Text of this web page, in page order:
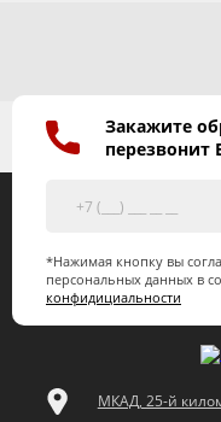
Закажите
перезвонит
*Нажимая кнопку вы
персональных данных в
конфидициальности
МКАД, 25-й